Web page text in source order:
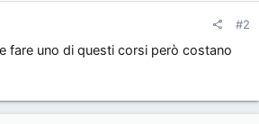
#2
fare uno di questi corsi però costano